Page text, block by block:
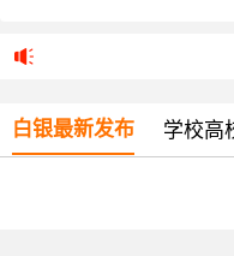
白银最新发布 学校高